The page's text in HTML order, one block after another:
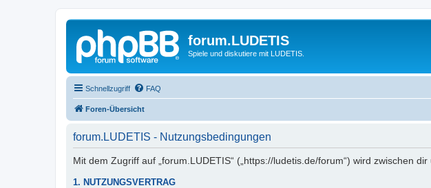
forum.LUDETIS
Spiele und diskutiere mit LUDETIS.
Schnellzugriff FAQ
Foren-Übersicht
forum.LUDETIS - Nutzungsbedingungen
Mit dem Zugriff auf „forum.LUDETIS“ („https://ludetis.de/forum“) wird zwischen
1. NUTZUNGSVERTRAG